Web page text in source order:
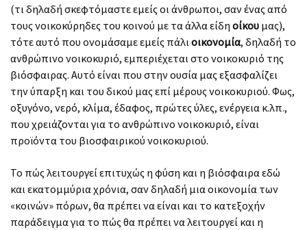
(τι δηλαδή σκεφτόμαστε εμείς οι άνθρωποι, σαν ένας από
τους νοικοκύρηδες του κοινού με τα άλλα είδη οίκου μας),
τότε αυτό που ονομάσαμε εμείς πάλι οικονομία, δηλαδή το
ανθρώπινο νοικοκυριό, εμπεριέχεται στο νοικοκυριό της
βιόσφαιρας. Αυτό είναι που στην ουσία μας εξασφαλίζει
την ύπαρξη και του δικού μας επί μέρους νοικοκυριού. Φως,
οξυγόνο, νερό, κλίμα, έδαφος, πρώτες ύλες, ενέργεια κ.λπ.,
που χρειάζονται για το ανθρώπινο νοικοκυριό, είναι
προϊόντα του βιοσφαιρικού νοικοκυριού.
Το πώς λειτουργεί επιτυχώς η φύση και η βιόσφαιρα εδώ
και εκατομμύρια χρόνια, σαν δηλαδή μια οικονομία των
«κοινών» πόρων, θα πρέπει να είναι και το κατεξοχήν
παράδειγμα για το πώς θα πρέπει να λειτουργεί και η